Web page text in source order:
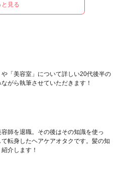
と見る
や「美容室」について詳しい20代後半の
がら執筆させていただきます！
師を退職。その後はその知識を使っ
転身したヘアケアオタクです。髪の知
介します！